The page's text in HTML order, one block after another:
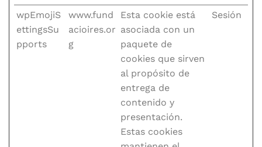
wpEmojiS
ettingsSu
pports
www.fund
acioires.or
g
Esta cookie está
asociada con un
paquete de
cookies que sirven
al propósito de
entrega de
contenido y
presentación.
Estas cookies
Sesión